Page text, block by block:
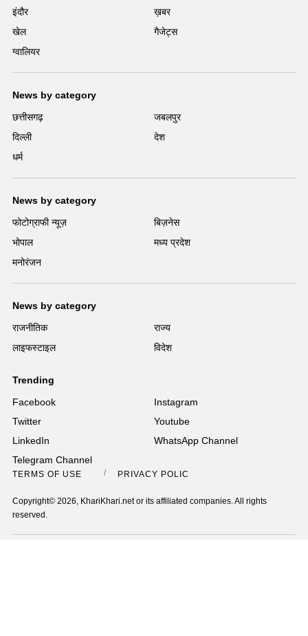
इंदौर
ख़बर
खेल
गैजेट्स
ग्वालियर
News by category
छत्तीसगढ़
जबलपुर
दिल्ली
देश
धर्म
News by category
फोटोग्राफी न्यूज़
बिज़नेस
भोपाल
मध्य प्रदेश
मनोरंजन
News by category
राजनीतिक
राज्य
लाइफस्टाइल
विदेश
Trending
Facebook
Instagram
Twitter
Youtube
LinkedIn
WhatsApp Channel
Telegram Channel
TERMS OF USE PRIVACY POLICY
Copyright© 2026, KhariKhari.net or its affiliated companies. All rights
reserved.